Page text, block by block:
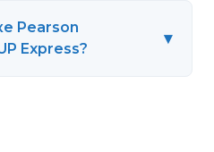
Pearson
Express?
▾